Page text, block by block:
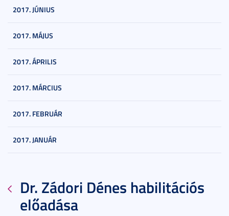
2017. JÚNIUS
2017. MÁJUS
2017. ÁPRILIS
2017. MÁRCIUS
2017. FEBRUÁR
2017. JANUÁR
Dr. Zádori Dénes habilitációs
előadása